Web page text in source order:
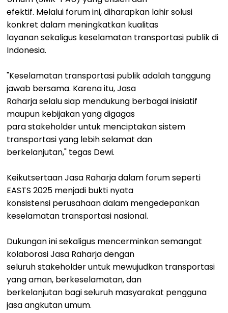
efektif. Melalui forum ini, diharapkan lahir solusi
konkret dalam meningkatkan kualitas
layanan sekaligus keselamatan transportasi publik di
Indonesia.
"Keselamatan transportasi publik adalah tanggung
jawab bersama. Karena itu, Jasa
Raharja selalu siap mendukung berbagai inisiatif
maupun kebijakan yang digagas
para stakeholder untuk menciptakan sistem
transportasi yang lebih selamat dan
berkelanjutan," tegas Dewi.
Keikutsertaan Jasa Raharja dalam forum seperti
EASTS 2025 menjadi bukti nyata
konsistensi perusahaan dalam mengedepankan
keselamatan transportasi nasional.
Dukungan ini sekaligus mencerminkan semangat
kolaborasi Jasa Raharja dengan
seluruh stakeholder untuk mewujudkan transportasi
yang aman, berkeselamatan, dan
berkelanjutan bagi seluruh masyarakat pengguna
jasa angkutan umum.